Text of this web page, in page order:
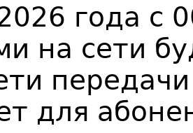
года c
на сети
для